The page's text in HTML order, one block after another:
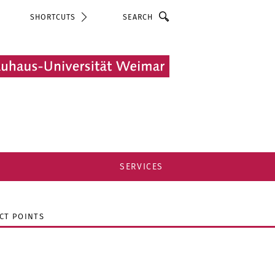
SHORTCUTS
SERVICES
POINTS